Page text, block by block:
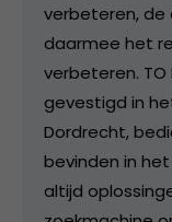
verbeteren, de
daarmee het
verbeteren. TO
gevestigd in
Dordrecht,
bevinden in het
altijd